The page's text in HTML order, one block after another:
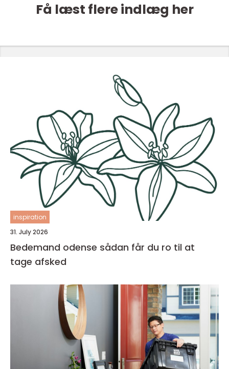
Få læst flere indlæg her
inspiration
31. July 2026
Bedemand odense sådan får du ro til at
tage afsked